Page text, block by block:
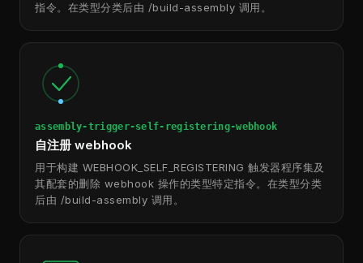
指令。在类型分类后由 /build-assembly 调用。
assembly-trigger-self-registering-webhook
自注册 webhook
用于构建 WEBHOOK_SELF_REGISTERING 触发器程序集及
其配套的删除 webhook 操作的类型特定指令。在类型分类
后由 /build-assembly 调用。